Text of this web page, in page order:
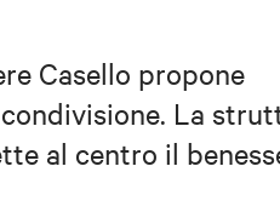
Casello propone
La
al centro il